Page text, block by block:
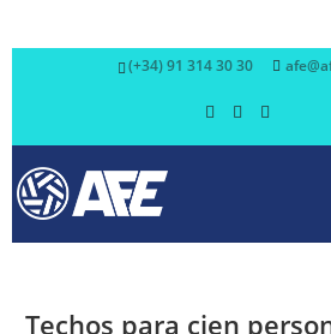
(+34) 91 314 30 30
Techos para cien